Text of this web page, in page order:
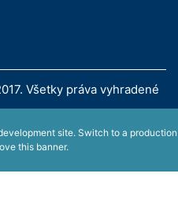
Všetky práva vyhradené
site. Switch to a production
this banner.